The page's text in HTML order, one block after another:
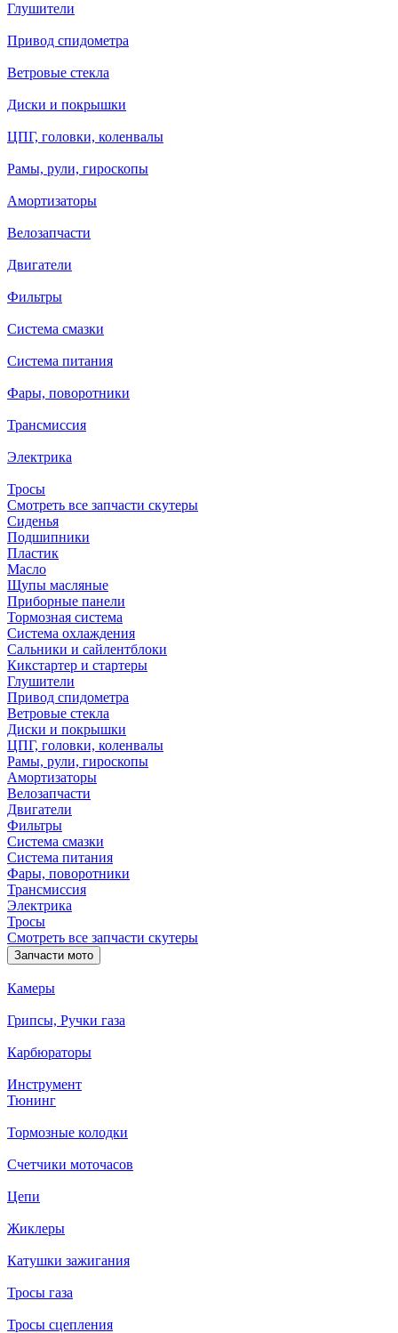
Глушители
Привод спидометра
Ветровые стекла
Диски и покрышки
ЦПГ, головки, коленвалы
Рамы, рули, гироскопы
Амортизаторы
Велозапчасти
Двигатели
Фильтры
Система смазки
Система питания
Фары, поворотники
Трансмиссия
Электрика
Тросы
Смотреть все запчасти скутеры
Сиденья
Подшипники
Пластик
Масло
Щупы масляные
Приборные панели
Тормозная система
Система охлаждения
Сальники и сайлентблоки
Кикстартер и стартеры
Глушители
Привод спидометра
Ветровые стекла
Диски и покрышки
ЦПГ, головки, коленвалы
Рамы, рули, гироскопы
Амортизаторы
Велозапчасти
Двигатели
Фильтры
Система смазки
Система питания
Фары, поворотники
Трансмиссия
Электрика
Тросы
Смотреть все запчасти скутеры
Запчасти мото
Камеры
Грипсы, Ручки газа
Карбюраторы
Инструмент
Тюнинг
Тормозные колодки
Счетчики моточасов
Цепи
Жиклеры
Катушки зажигания
Тросы газа
Тросы сцепления